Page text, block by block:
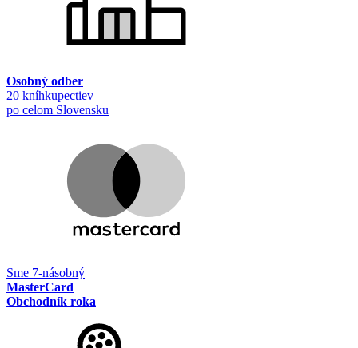
Osobný odber
20 kníhkupectiev
po celom Slovensku
Sme 7-násobný
MasterCard
Obchodník roka